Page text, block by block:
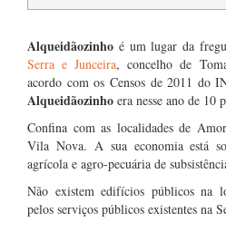
Alqueidãozinho é um lugar da
Serra e Junceira, concelho de
acordo com os Censos de 2011 do
Alqueidãozinho era nesse ano de 10
Confina com as localidades de
Vila Nova. A sua economia está
agrícola e agro-pecuária de
Não existem edifícios públicos na
pelos serviços públicos existentes na